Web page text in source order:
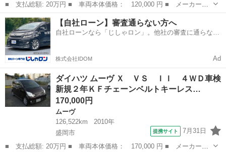
■ 支払総額: 20万円 ■ 車両本体価格： 120,000 円 ■ メーカー
名： ダイハツ ■ 車種名： タント ■ グレード名： Ｘ ２Ｗ
Ｄ スライドドア キーフリー ■ 排気量： 660cc ■ ドア枚数：
5D ■...
岩手 紫波郡 タント 車両
【自社ローン】審査通らない方へ
自社ローンなら「じしゃロン」。他社の審査に通らなか
株式会社IDOM Ad
ダイハツ ムーヴ Ｘ ＶＳ ＩＩ ４ＷＤ車検
新規２年ＫＦチェーンベルトキーレス…
170,000円
ムーヴ
126,522km
2010年
盛岡市
提携サイト 7月31日
■ 支払総額: 20万円 ■ 車両本体価格： 170,000 円 ■ メーカー